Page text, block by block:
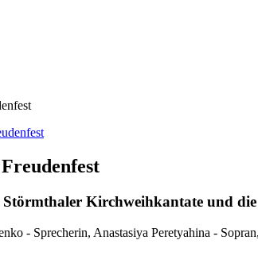
Störmthaler Kirchweihkantate und
- Sprecherin, Anastasiya Peretyahina -